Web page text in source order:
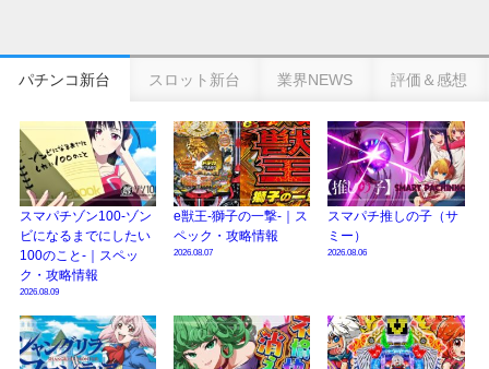
パチンコ新台 スロット新台 業界NEWS 評価＆感想
スマパチゾン100-ゾン
ビになるまでにしたい
100のこと-｜スペッ
ク・攻略情報
2026.08.09
e獣王-獅子の一撃-｜ス
ペック・攻略情報
2026.08.07
スマパチ推しの子（サ
ミー）
2026.08.06